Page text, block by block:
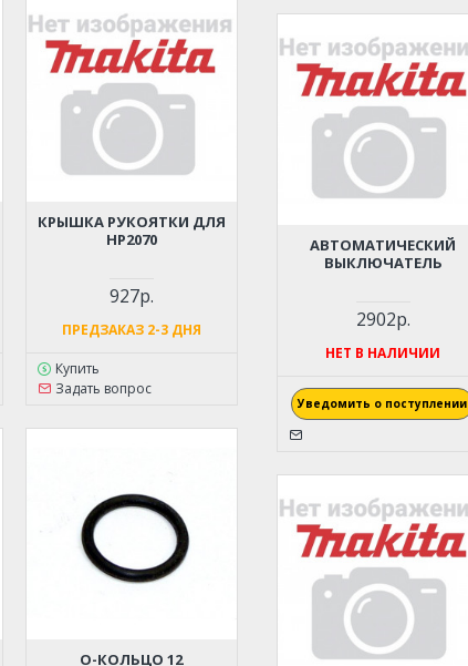
КРЫШКА РУКОЯТКИ ДЛЯ
HP2070
927р.
ПРЕДЗАКАЗ 2-3 ДНЯ
Купить
Задать вопрос
О-КОЛЬЦО 12
АВТОМАТИЧЕСКИЙ
ВЫКЛЮЧАТЕЛЬ
2902р.
НЕТ В НАЛИЧИИ
Уведомить о поступлении